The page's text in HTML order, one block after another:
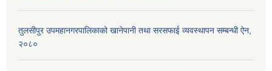
तुलसीपुर उपमहानगरपालिकाको खानेपानी तथा सरसफाई व्यवस्थापन सम्बन्धी ऐन,
२०८०